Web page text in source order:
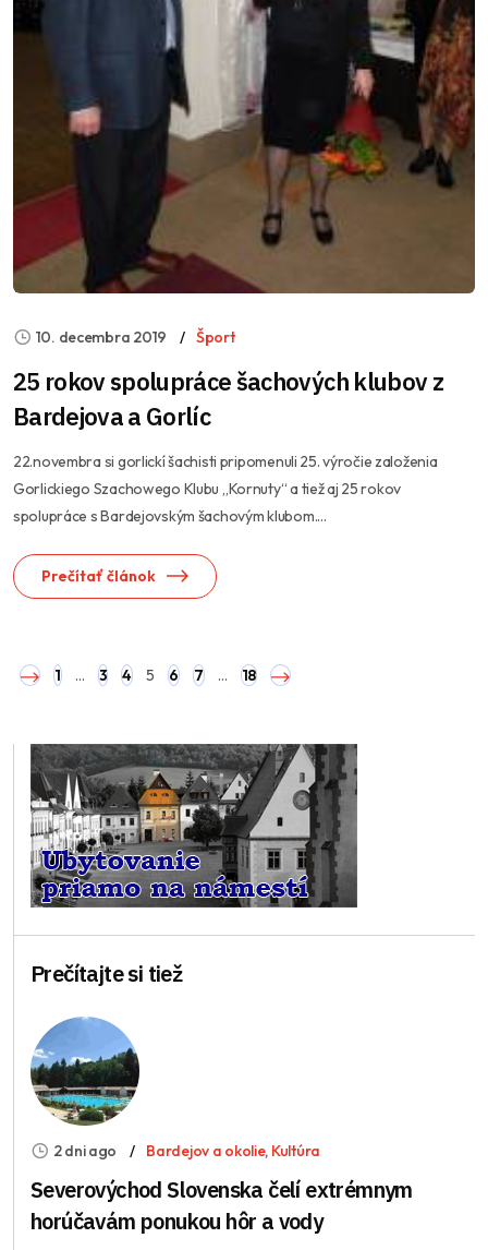
10. decembra 2019 Šport
25 rokov spolupráce šachových klubov z
Bardejova a Gorlíc
22.novembra si gorlickí šachisti pripomenuli 25. výročie založenia
Gorlickiego Szachowego Klubu „Kornuty“ a tiež aj 25 rokov
spolupráce s Bardejovským šachovým klubom....
Prečítať článok
1 … 3 4 5 6 7 … 18
Prečítajte si tiež
2 dni ago Bardejov a okolie, Kultúra
Severovýchod Slovenska čelí extrémnym
horúčavám ponukou hôr a vody